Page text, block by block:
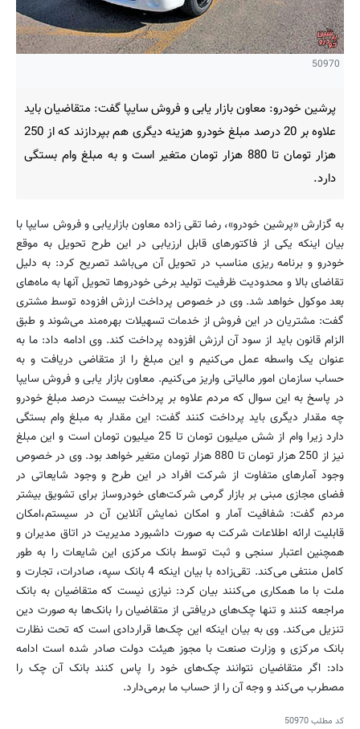
50970
پرشین خودرو: معاون بازار یابی و فروش سایپا گفت: متقاضیان باید
علاوه بر 20 درصد مبلغ خودرو هزینه دیگری هم بپردازند که از 250
هزار تومان تا 880 هزار تومان متغیر است و به مبلغ وام بستگی
دارد.
به گزارش «پرشین خودرو»، رضا تقی زاده معاون بازاریابی و فروش سایپا با
بیان اینکه یکی از فاکتورهای قابل ارزیابی در این طرح تحویل به موقع
خودرو و برنامه ریزی مناسب در تحویل آن می‌باشد تصریح کرد: به دلیل
تقاضای بالا و محدودیت ظرفیت تولید برخی خودروها تحویل آنها به ماه‌های
بعد موکول خواهد شد. وی در خصوص پرداخت ارزش افزوده توسط مشتری
گفت: مشتریان در این فروش از خدمات تسهیلات بهره‌مند می‌شوند و طبق
الزام قانون باید از سود آن ارزش افزوده پرداخت کند. وی ادامه داد: ما به
عنوان یک واسطه عمل می‌کنیم و این مبلغ را از متقاضی دریافت و به
حساب سازمان امور مالیاتی واریز می‌کنیم. معاون بازار یابی و فروش سایپا
در پاسخ به این سوال که مردم علاوه بر پرداخت بیست درصد مبلغ خودرو
چه مقدار دیگری باید پرداخت کنند گفت: این مقدار به مبلغ وام بستگی
دارد زیرا وام از شش میلیون تومان تا 25 میلیون تومان است و این مبلغ
نیز از 250 هزار تومان تا 880 هزار تومان متغیر خواهد بود. وی در خصوص
وجود آمارهای متفاوت از شرکت افراد در این طرح و وجود شایعاتی در
فضای مجازی مبنی بر بازار گرمی شرکت‌های خودروساز برای تشویق بیشتر
مردم گفت: شفافیت آمار و امکان نمایش آنلاین آن در سیستم،امکان
قابلیت ارائه اطلاعات شرکت به صورت داشبورد مدیریت در اتاق مدیران و
همچنین اعتبار سنجی و ثبت توسط بانک مرکزی این شایعات را به طور
کامل منتفی می‌کند. تقی‌زاده با بیان اینکه 4 بانک سپه، صادرات، تجارت و
ملت با ما همکاری می‌کنند بیان کرد: نیازی نیست که متقاضیان به بانک
مراجعه کنند و تنها چک‌های دریافتی از متقاضیان را بانک‌ها به صورت دین
تنزیل می‌کند. وی به بیان اینکه این چک‌ها قراردادی است که تحت نظارت
بانک مرکزی و وزارت صنعت با مجوز هیئت دولت صادر شده است ادامه
داد: اگر متقاضیان نتوانند چک‌های خود را پاس کنند بانک آن چک را
مصطرب می‌کند و وجه آن را از حساب ما برمی‌دارد.
کد مطلب50970